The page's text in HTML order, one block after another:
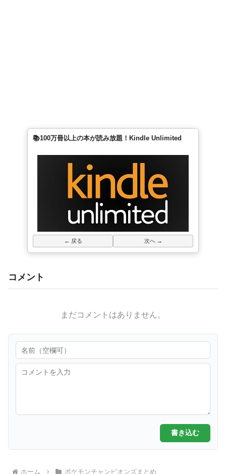
📚100万冊以上の本が読み放題！Kindle Unlimited
← 戻る 次へ →
コメント
まだコメントはありません。
書き込む
ホーム ポケモンチャンピオンズまとめ